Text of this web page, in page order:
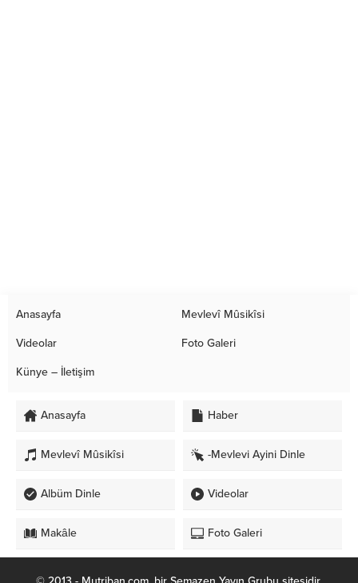
Anasayfa Mevlevî Mûsikîsi
Videolar Foto Galeri
Künye – İletişim
Anasayfa Haber
Mevlevî Mûsikîsi -Mevlevi Ayini Dinle
Albüm Dinle Videolar
Makâle Foto Galeri